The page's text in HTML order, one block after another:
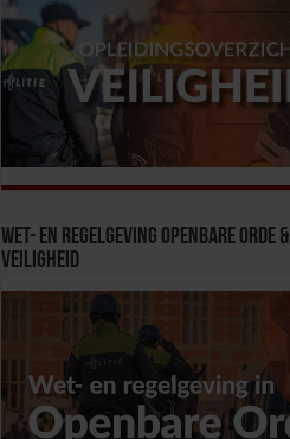
Wet- en Regelgeving Openbare Orde &
Veiligheid